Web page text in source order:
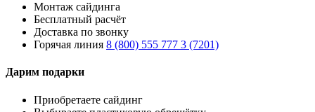
Монтаж сайдинга
Бесплатный расчёт
Доставка по звонку
Горячая линия 8 (800) 555 777 3 (7201)
Дарим подарки
Приобретаете сайдинг